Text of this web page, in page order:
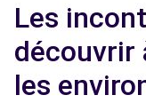
Les
découvrir
les